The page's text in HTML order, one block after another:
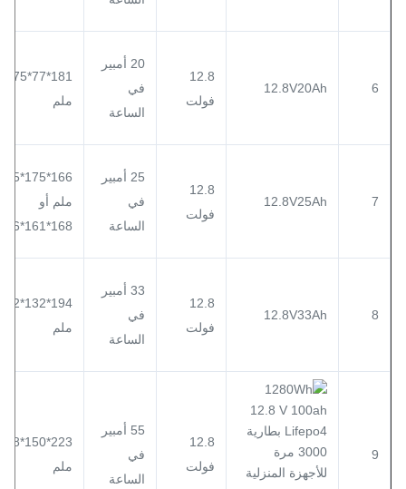
6
12.8V20Ah
12.8
فولت
20 أمبير
في
الساعة
181*77*175
ملم
7
12.8V25Ah
12.8
فولت
25 أمبير
في
الساعة
ملم أو
168*161*106
8
12.8V33Ah
12.8
فولت
33 أمبير
في
الساعة
ملم
9
12.8
فولت
55 أمبير
في
الساعة
ملم